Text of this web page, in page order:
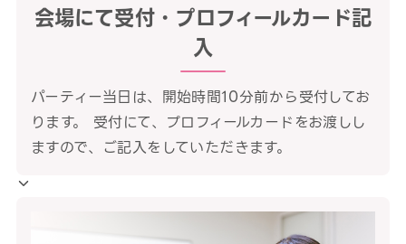
会場にて受付・プロフィールカード記
入
パーティー当日は、開始時間10分前から受付してお
ります。 受付にて、プロフィールカードをお渡しし
ますので、ご記入をしていただきます。